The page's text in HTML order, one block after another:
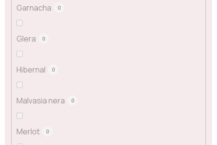
Garnacha 0
Glera 0
Hibernal 0
Malvasia nera 0
Merlot 0